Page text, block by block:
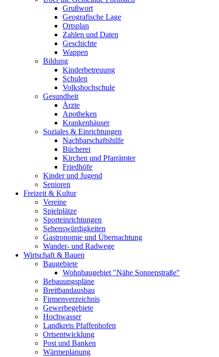
Grußwort
Geografische Lage
Ortsplan
Zahlen und Daten
Geschichte
Wappen
Bildung
Kinderbetreuung
Schulen
Volkshochschule
Gesundheit
Ärzte
Apotheken
Krankenhäuser
Soziales & Einrichtungen
Nachbarschaftshilfe
Bücherei
Kirchen und Pfarrämter
Friedhöfe
Kinder und Jugend
Senioren
Freizeit & Kultur
Vereine
Spielplätze
Sporteinrichtungen
Sehenswürdigkeiten
Gastronomie und Übernachtung
Wander- und Radwege
Wirtschaft & Bauen
Baugebiete
Wohnbaugebiet "Nähe Sonnenstraße"
Bebauungspläne
Breitbandausbau
Firmenverzeichnis
Gewerbegebiete
Hochwasser
Landkreis Pfaffenhofen
Ortsentwicklung
Post und Banken
Wärmeplanung